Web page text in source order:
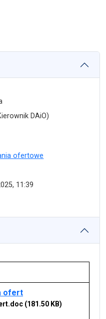
DAiO)
ofertowe
11:39
ofert
(181.50 KB)